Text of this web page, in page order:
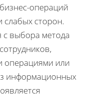
операций
сторон.
с выбора метода
операциями или
информационных